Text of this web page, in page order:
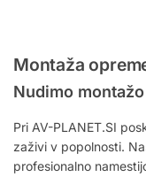
Montaža
Nudimo
Pri AV-PLANET.SI
zaživi v popolnosti.
profesionalno